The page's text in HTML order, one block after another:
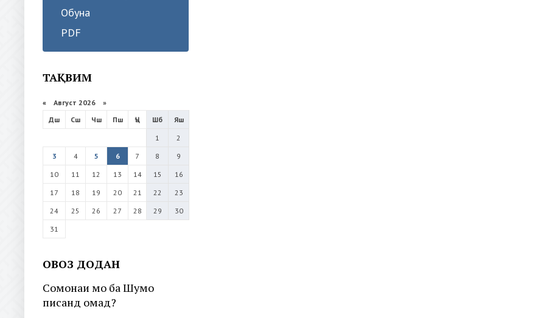
Обуна
PDF
ТАҚВИМ
« Август 2026 »
Дш
Сш Чш Пш Ҷъ Шб
Яш
1
2
3
4 5 6 7 8
9
10
11 12 13 14 15
16
17
18 19 20 21 22
23
24
25 26 27 28 29
30
31
ОВОЗ ДОДАН
Сомонаи мо ба Шумо
писанд омад?